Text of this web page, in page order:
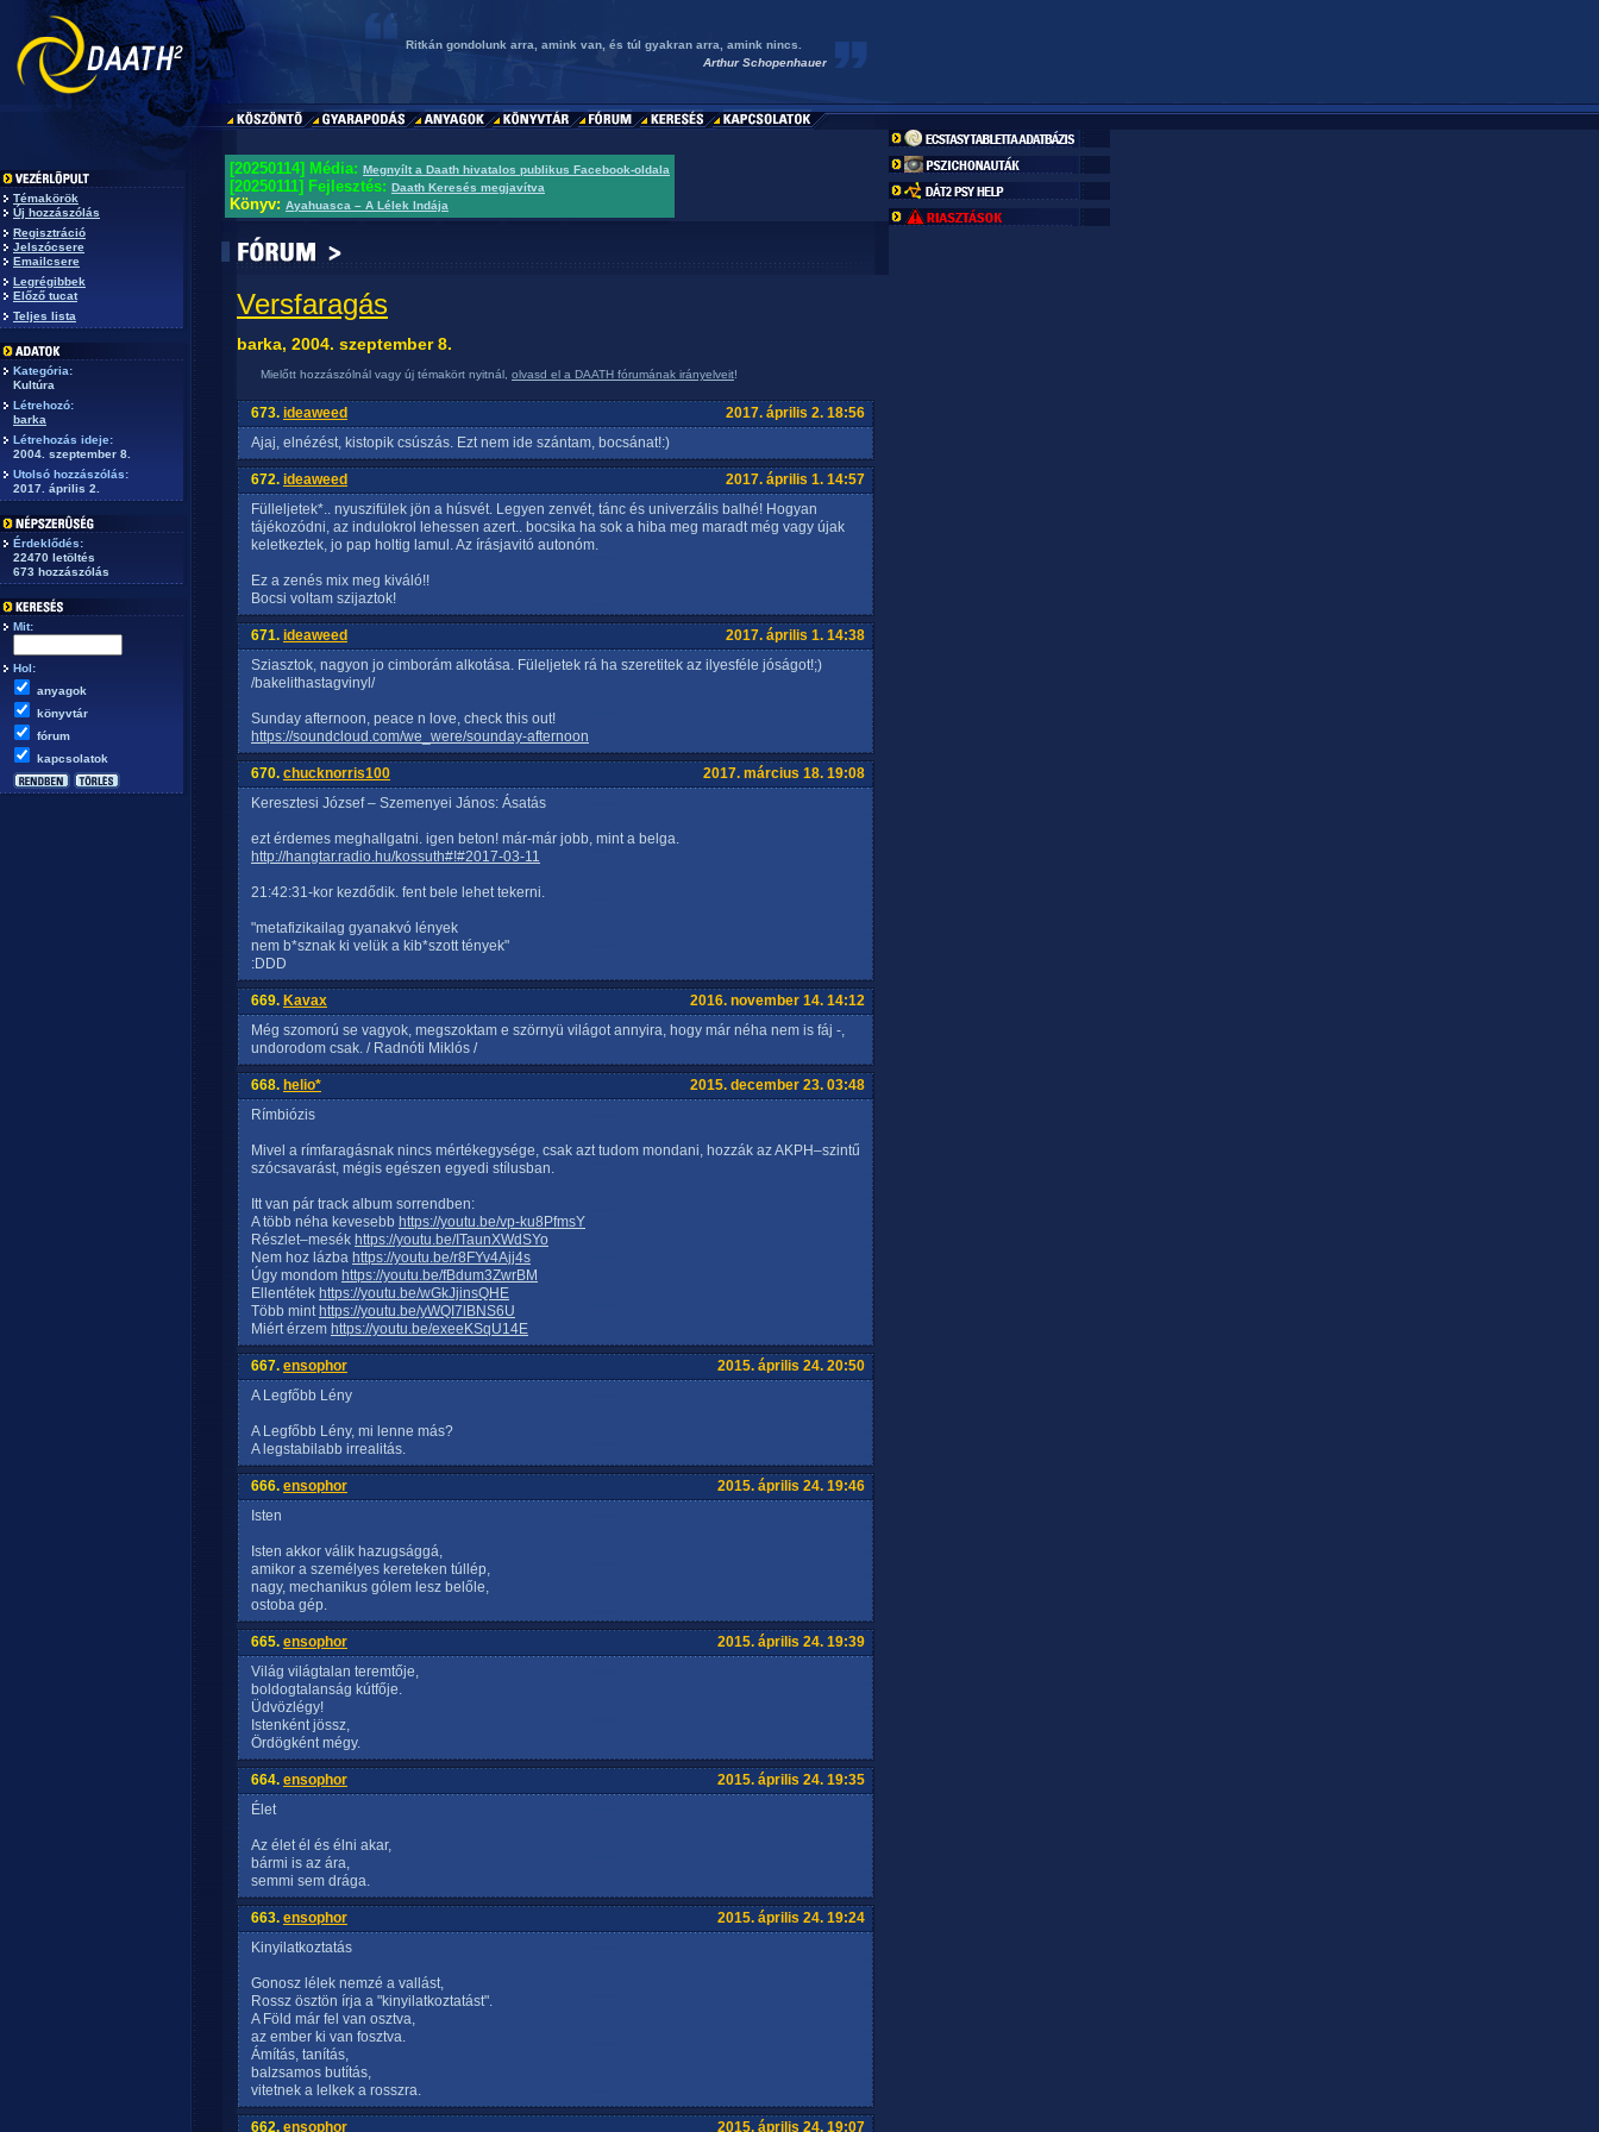
Ritkán gondolunk arra, amink van, és túl gyakran arra, amink nincs.
Arthur Schopenhauer
Témakörök
Új hozzászólás
Regisztráció
Jelszócsere
Emailcsere
Legrégibbek
Előző tucat
Teljes lista
Kategória:
Kultúra
Létrehozó:
barka
Létrehozás ideje:
2004. szeptember 8.
Utolsó hozzászólás:
2017. április 2.
Érdeklődés:
22470 letöltés
673 hozzászólás
Mit:
Hol:
anyagok
könyvtár
fórum
kapcsolatok
[20250114] Média: Megnyílt a Daath hivatalos publikus Facebook-oldala
[20250111] Fejlesztés: Daath Keresés megjavítva
Könyv: Ayahuasca – A Lélek Indája
Versfaragás
barka, 2004. szeptember 8.
Mielőtt hozzászólnál vagy új témakört nyitnál, olvasd el a DAATH fórumának irányelveit!
673. ideaweed
2017. április 2. 18:56
Ajaj, elnézést, kistopik csúszás. Ezt nem ide szántam, bocsánat!:)
672. ideaweed
2017. április 1. 14:57
Fülleljetek*.. nyuszifülek jön a húsvét. Legyen zenvét, tánc és univerzális balhé! Hogyan
tájékozódni, az indulokrol lehessen azert.. bocsika ha sok a hiba meg maradt még vagy újak
keletkeztek, jo pap holtig lamul. Az írásjavitó autonóm.
Ez a zenés mix meg kiváló!!
Bocsi voltam szijaztok!
671. ideaweed
2017. április 1. 14:38
Sziasztok, nagyon jo cimborám alkotása. Füleljetek rá ha szeretitek az ilyesféle jóságot!;)
/bakelithastagvinyl/
Sunday afternoon, peace n love, check this out!
https://soundcloud.com/we_were/sounday-afternoon
670. chucknorris100
2017. március 18. 19:08
Keresztesi József – Szemenyei János: Ásatás
ezt érdemes meghallgatni. igen beton! már-már jobb, mint a belga.
http://hangtar.radio.hu/kossuth#!#2017-03-11
21:42:31-kor kezdődik. fent bele lehet tekerni.
"metafizikailag gyanakvó lények
nem b*sznak ki velük a kib*szott tények"
:DDD
669. Kavax
2016. november 14. 14:12
Még szomorú se vagyok, megszoktam e szörnyü világot annyira, hogy már néha nem is fáj -,
undorodom csak. / Radnóti Miklós /
668. helio*
2015. december 23. 03:48
Rímbiózis
Mivel a rímfaragásnak nincs mértékegysége, csak azt tudom mondani, hozzák az AKPH–szintű
szócsavarást, mégis egészen egyedi stílusban.
Itt van pár track album sorrendben:
A több néha kevesebb https://youtu.be/vp-ku8PfmsY
Részlet–mesék https://youtu.be/ITaunXWdSYo
Nem hoz lázba https://youtu.be/r8FYv4Ajj4s
Úgy mondom https://youtu.be/fBdum3ZwrBM
Ellentétek https://youtu.be/wGkJjinsQHE
Több mint https://youtu.be/yWQI7lBNS6U
Miért érzem https://youtu.be/exeeKSqU14E
667. ensophor
2015. április 24. 20:50
A Legfőbb Lény
A Legfőbb Lény, mi lenne más?
A legstabilabb irrealitás.
666. ensophor
2015. április 24. 19:46
Isten
Isten akkor válik hazugsággá,
amikor a személyes kereteken túllép,
nagy, mechanikus gólem lesz belőle,
ostoba gép.
665. ensophor
2015. április 24. 19:39
Világ világtalan teremtője,
boldogtalanság kútfője.
Üdvözlégy!
Istenként jössz,
Ördögként mégy.
664. ensophor
2015. április 24. 19:35
Élet
Az élet él és élni akar,
bármi is az ára,
semmi sem drága.
663. ensophor
2015. április 24. 19:24
Kinyilatkoztatás
Gonosz lélek nemzé a vallást,
Rossz ösztön írja a "kinyilatkoztatást".
A Föld már fel van osztva,
az ember ki van fosztva.
Ámítás, tanítás,
balzsamos butítás,
vitetnek a lelkek a rosszra.
662. ensophor 2015. április 24. 19:07